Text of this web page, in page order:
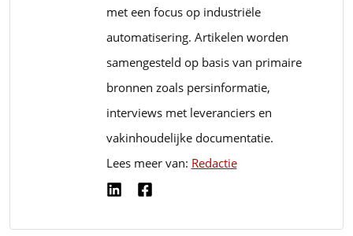
met een focus op industriële
automatisering. Artikelen worden
samengesteld op basis van primaire
bronnen zoals persinformatie,
interviews met leveranciers en
vakinhoudelijke documentatie.
Lees meer van: Redactie